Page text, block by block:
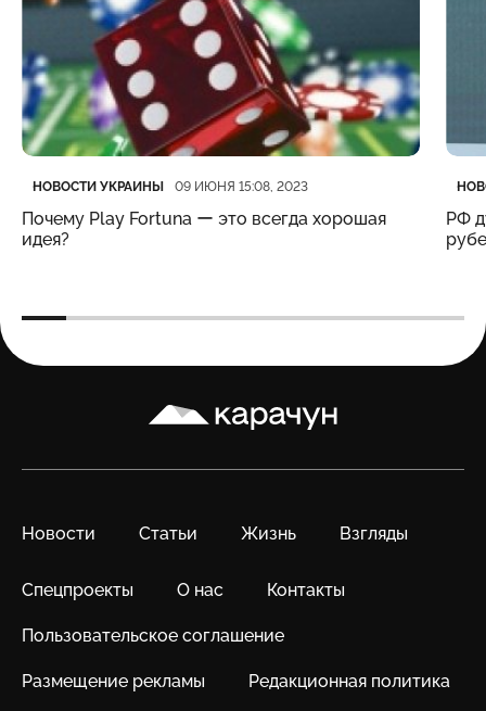
Категория
НОВОСТИ УКРАИНЫ
Дата публикации 09 ИЮНЯ 15:08, 2023
Почему Play Fortuna ー это всегда хорошая
идея?
РФ
Карачун
Новости Статьи Жизнь Взгляды
Спецпроекты О нас Контакты
Пользовательское соглашение
Размещение рекламы Редакционная политика